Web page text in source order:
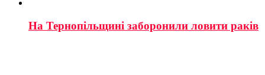
На Тернопільщині заборонили ловити раків